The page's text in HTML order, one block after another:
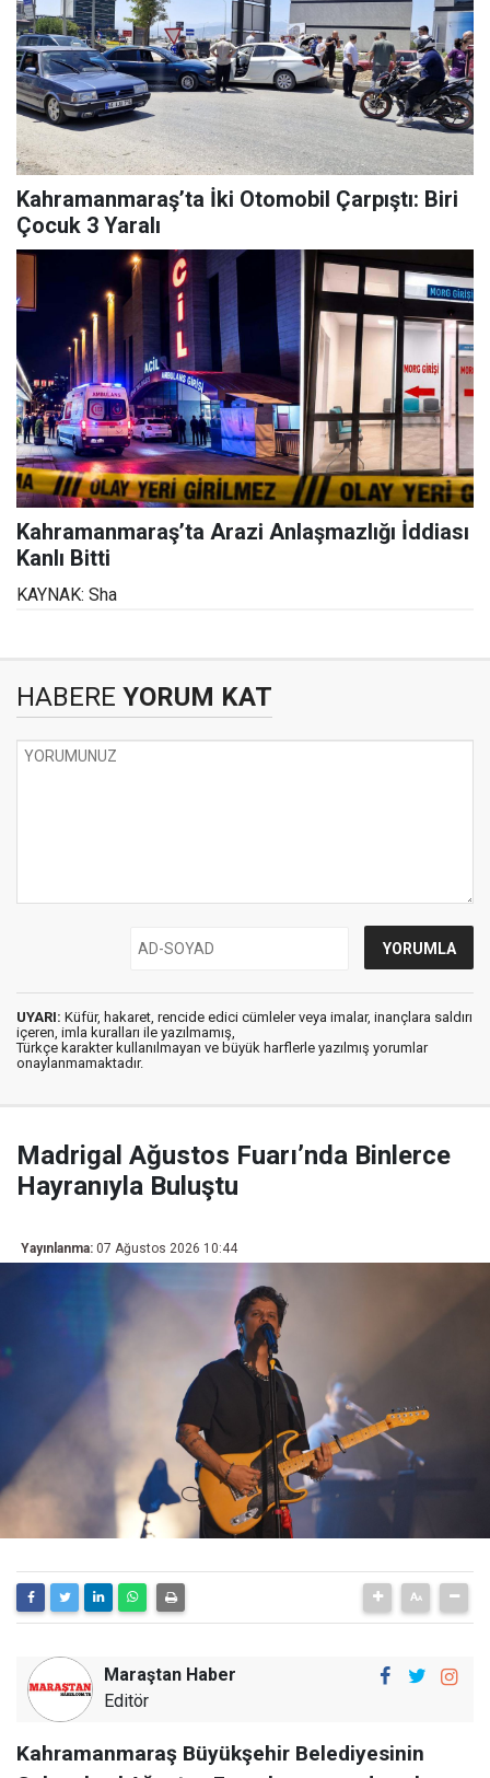
Kahramanmaraş’ta İki Otomobil Çarpıştı: Biri
Çocuk 3 Yaralı
Kahramanmaraş’ta Arazi Anlaşmazlığı İddiası
Kanlı Bitti
KAYNAK: Sha
HABERE YORUM KAT
UYARI: Küfür, hakaret, rencide edici cümleler veya imalar, inançlara saldırı
içeren, imla kuralları ile yazılmamış,
Türkçe karakter kullanılmayan ve büyük harflerle yazılmış yorumlar
onaylanmamaktadır.
Madrigal Ağustos Fuarı’nda Binlerce
Hayranıyla Buluştu
Yayınlanma: 07 Ağustos 2026 10:44
Maraştan Haber
Editör
Kahramanmaraş Büyükşehir Belediyesinin